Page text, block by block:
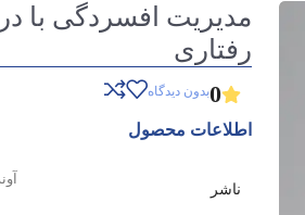
مدیریت افسردگی با
رفتاری
0بدون دیدگاه
اطلاعات محصول
ناشر